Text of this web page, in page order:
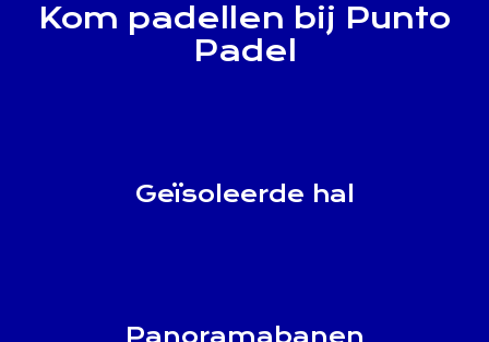
Kom padellen bij Punto
Padel
Geïsoleerde hal